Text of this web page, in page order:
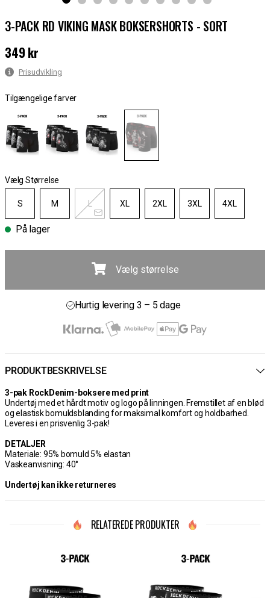
3-PACK RD VIKING MASK BOKSERSHORTS - SORT
Pris: 349 kr
349 kr
Prisudvikling
Tilgængelige farver
Vælg Størrelse
S M L XL 2XL 3XL 4XL
På lager
Vælg størrelse
Gratis fragt ved køb over 700 kr
Gratis fragt ved køb over 700 kr
PRODUKTBESKRIVELSE
3-pak RockDenim-boksere med print
Undertøj med et hårdt motiv og logo på linningen. Fremstillet af en blød
og elastisk bomuldsblanding for maksimal komfort og holdbarhed.
Leveres i en prisvenlig 3-pak!
DETALJER
Materiale: 95% bomuld 5% elastan
Vaskeanvisning: 40°
Undertøj kan ikke returneres
RELATEREDE PRODUKTER